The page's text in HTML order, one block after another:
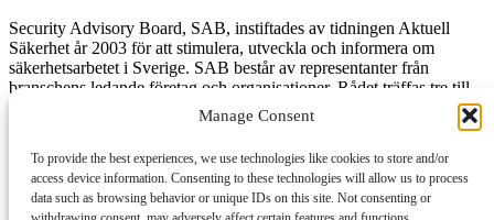
Manage Consent
To provide the best experiences, we use technologies like cookies to store and/or
access device information. Consenting to these technologies will allow us to process
data such as browsing behavior or unique IDs on this site. Not consenting or
Security Advisory Board, SAB, instiftades av tidningen Aktuell
Säkerhet år 2003 för att stimulera, utveckla och informera om
säkerhetsarbetet i Sverige. SAB består av representanter från
branschens ledande företag och organisationer. Rådet träffas tre till
fyra gånger per år och diskuterar aktuella säkerhetsfrågor.
Få den senaste säkerhetsinformationen först